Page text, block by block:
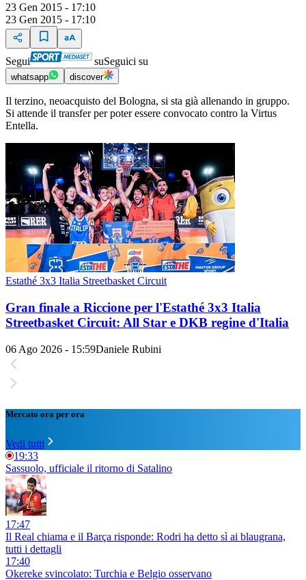
23 Gen 2015 - 17:10
23 Gen 2015 - 17:10
Segui suSeguici su
whatsapp discover
Il terzino, neoacquisto del Bologna, si sta già allenando in gruppo.
Si attende il transfer per poter essere convocato contro la Virtus
Entella.
Estathé 3x3 Italia Streetbasket Circuit
Gran finale a Riccione per l'Estathé 3x3 Italia
Streetbasket Circuit: All Star e DKB regine d'Italia
06 Ago 2026 - 15:59Daniele Rubini
Mercato ora per ora
Vedi tutti
19:33
Sassuolo, ufficiale il ritorno di Satalino
17:47
Il Real chiama e il Barça risponde: Rodri ha detto sì ai blaugrana,
tutti i dettagli
17:40
Okereke svincolato: Turchia e Belgio osservano